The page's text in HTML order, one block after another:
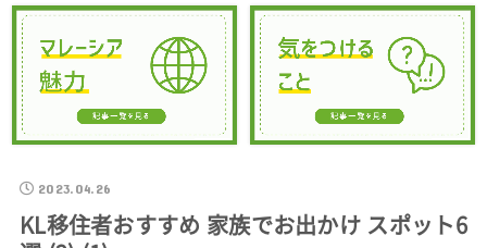
2023.04.26
KL移住者おすすめ 家族でお出かけ スポット6